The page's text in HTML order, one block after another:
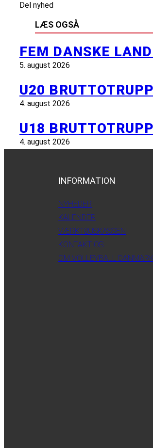
Del nyhed
LÆS OGSÅ
FEM DANSKE
5. august 2026
U20
4. august 2026
U18
4. august 2026
INFORMATION
NYHEDER
KALENDER
VÆRKTØJSKASSEN
KONTAKT OS
OM VOLLEYBALL DANMARK